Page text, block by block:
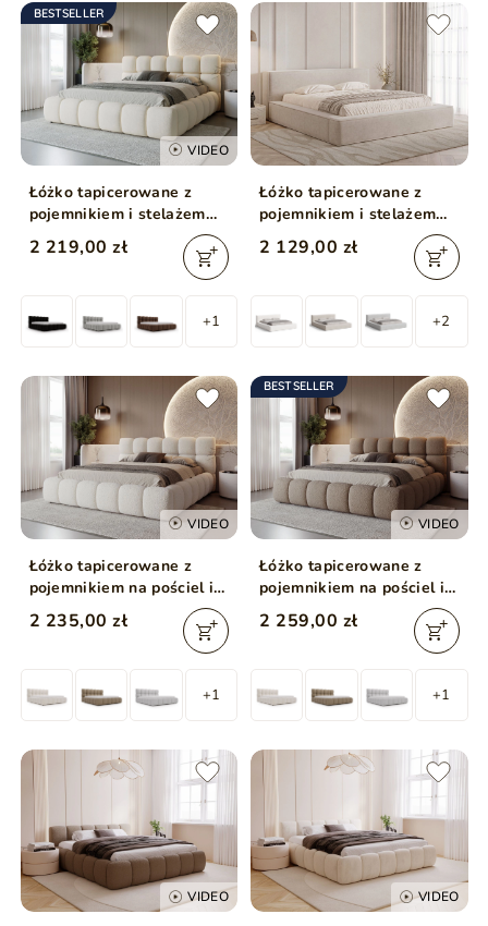
BESTSELLER
VIDEO
Łóżko tapicerowane z
pojemnikiem i stelażem
200x200 Modo Beżowe
2 219,00 zł
+1
Łóżko tapicerowane z
pojemnikiem i stelażem
180x200 Mali Beżowe
2 129,00 zł
+2
VIDEO
Łóżko tapicerowane z
pojemnikiem na pościel i
stelażem 140x200 Modo w
tkaninie bouclé Beżowe
2 235,00 zł
+1
BESTSELLER
VIDEO
Łóżko tapicerowane z
pojemnikiem na pościel i
stelażem 180x200 Modo w
tkaninie bouclé Brązowe
2 259,00 zł
+1
VIDEO VIDEO